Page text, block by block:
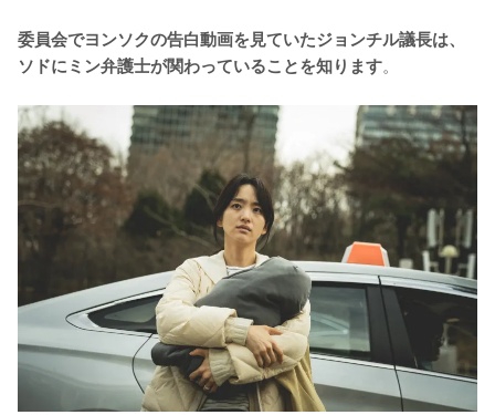
委員会でヨンソクの告白動画を見ていたジョンチル議長は、
ソドにミン弁護士が関わっていることを知ります。